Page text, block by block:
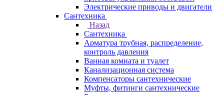
Электрические приводы и двигатели
Сантехника
Назад
Сантехника
Арматура трубная, распределение,
контроль давления
Ванная комната и туалет
Канализационная система
Компенсаторы сантехнические
Муфты, фитинги сантехнические